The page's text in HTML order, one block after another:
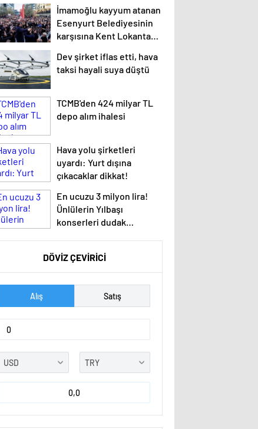
İmamoğlu kayyum atanan
Esenyurt Belediyesinin
karşısına Kent Lokantası
Dev şirket iflas etti, hava
taksi hayali suya düştü
TCMB'den 424 milyar TL
depo alım ihalesi
Hava yolu şirketleri
uyardı: Yurt dışına
çıkacaklar dikkat!
En ucuzu 3 milyon lira!
Ünlülerin Yılbaşı
konserleri dudak
DÖVİZ ÇEVİRİCİ
Alış Satış
0,0